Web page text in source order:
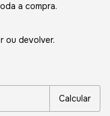
a compra.
ou devolver.
Calcular